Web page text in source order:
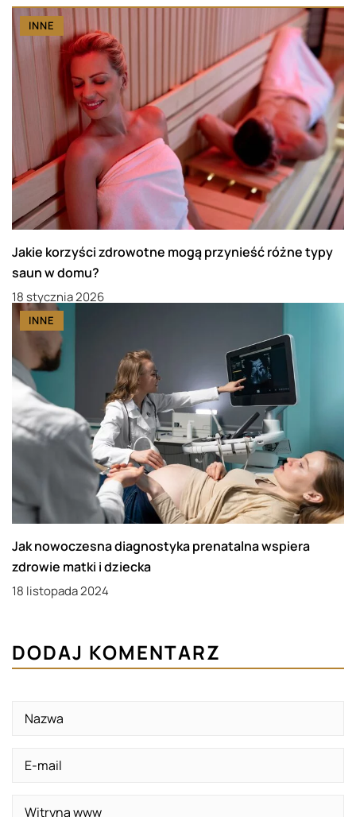
INNE
Jakie korzyści zdrowotne mogą przynieść różne typy
saun w domu?
18 stycznia 2026
INNE
Jak nowoczesna diagnostyka prenatalna wspiera
zdrowie matki i dziecka
18 listopada 2024
DODAJ KOMENTARZ